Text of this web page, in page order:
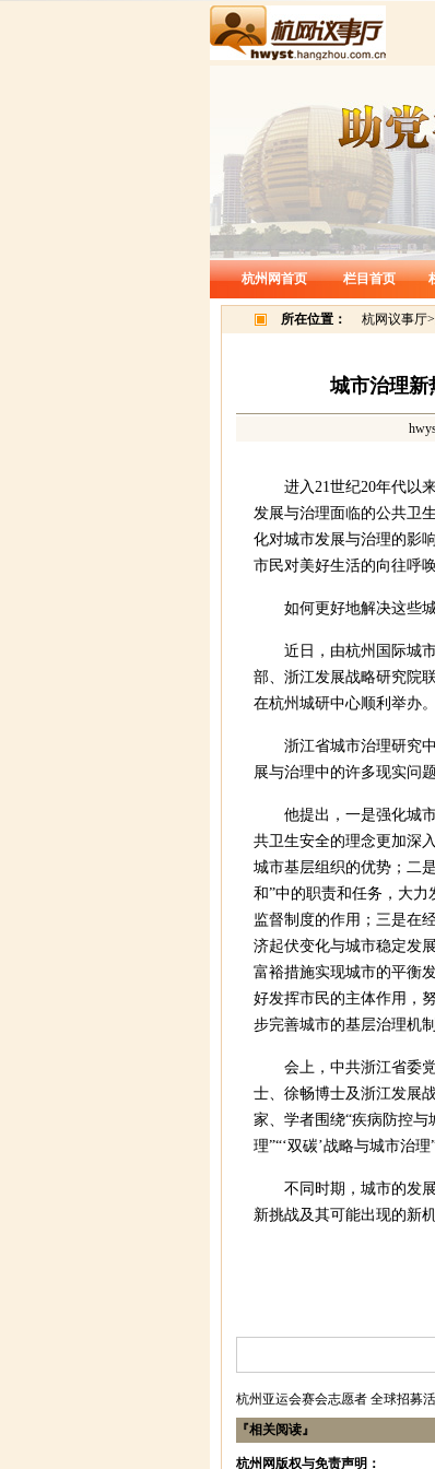
杭州网首页 栏目首页
所在位置： 杭网议事厅>
城市治理新
进入21世纪20年代以
发展与治理面临的公共卫
化对城市发展与治理的影
市民对美好生活的向往呼
如何更好地解决这些
近日，由杭州国际城
部、浙江发展战略研究院
在杭州城研中心顺利举办。
浙江省城市治理研究
展与治理中的许多现实问
他提出，一是强化城
共卫生安全的理念更加深
城市基层组织的优势；二
和”中的职责和任务，大
监督制度的作用；三是在
济起伏变化与城市稳定发
富裕措施实现城市的平衡
好发挥市民的主体作用，
步完善城市的基层治理机
会上，中共浙江省委
士、徐畅博士及浙江发展
家、学者围绕“疾病防控与
理”“‘双碳’战略与城市治
不同时期，城市的发
新挑战及其可能出现的新
杭州亚运会赛会志愿者 全球招募
『相关阅读』
杭州网版权与免责声明：